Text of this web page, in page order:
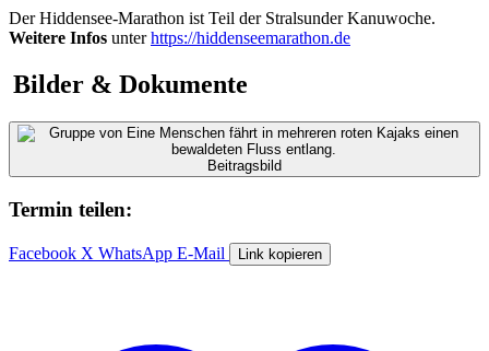
Der Hiddensee-Marathon ist Teil der Stralsunder Kanuwoche.
Weitere Infos unterhttps://hiddenseemarathon.de
Bilder & Dokumente
Beitragsbild
Termin teilen:
Facebook X WhatsApp E-Mail Link kopieren